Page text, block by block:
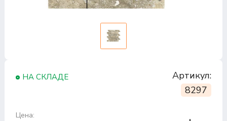
НА СКЛАДЕ
Артикул:
8297
Цена: